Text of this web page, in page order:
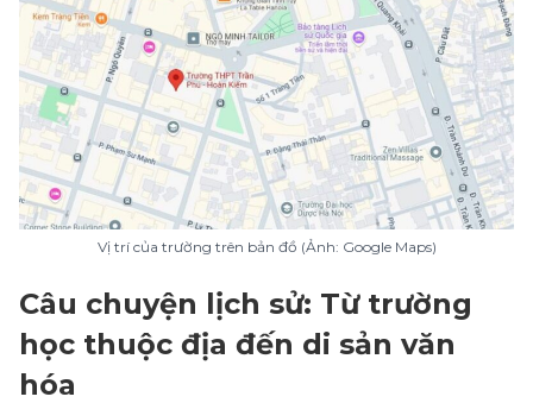
Vị trí của trường trên bản đồ (Ảnh: Google Maps)
Câu chuyện lịch sử: Từ trường
học thuộc địa đến di sản văn
hóa